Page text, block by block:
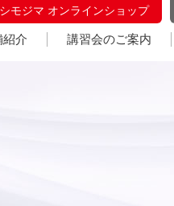
シモジマ オンラインショップ
紹介 講習会のご案内